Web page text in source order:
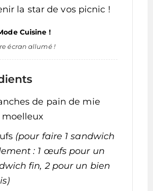
la star de vos picnic !
Cuisine !
écran allumé !
de pain de mie
(pour faire 1 sandwich
: 1 œufs pour un
fin, 2 pour un bien